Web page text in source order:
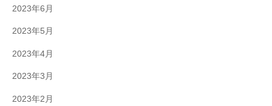
2023年6月
2023年5月
2023年4月
2023年3月
2023年2月